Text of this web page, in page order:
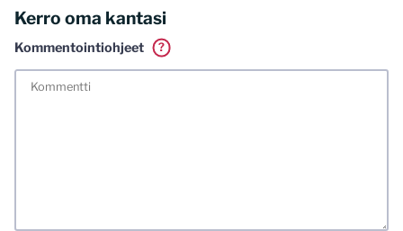
Kerro oma kantasi
Kommentointiohjeet
?
meiliosoitteen. Minua ja mielipiteitäni saa ilman muuta